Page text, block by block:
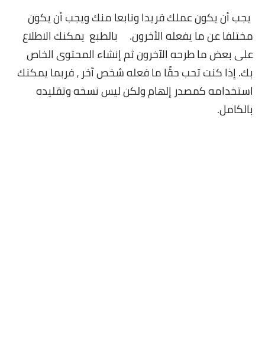
يجب أن يكون عملك فريدا ونابعا منك ويجب أن يكون
مختلفا عن ما يفعله الأخرون. بالطبع يمكنك الاطلاع
على بعض ما طرحه الآخرون ثم إنشاء المحتوى الخاص
بك. إذا كنت تحب حقًا ما فعله شخص آخر ، فربما يمكنك
استخدامه كمصدر إلهام ولكن ليس نسخه وتقليده
بالكامل.